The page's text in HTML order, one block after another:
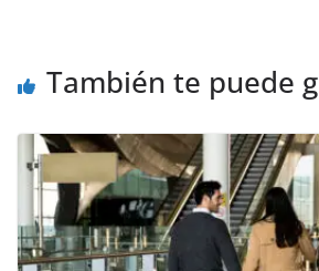
También te puede